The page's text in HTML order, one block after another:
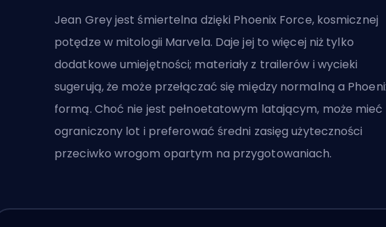
Jean Grey jest śmiertelna dzięki Phoenix Force, kosmicznej
potędze w mitologii Marvela. Daje jej to więcej niż tylko
dodatkowe umiejętności; materiały z trailerów i wycieki
sugerują, że może przełączać się między normalną a
formą. Choć nie jest pełnoetatowym latającym, może mieć
ograniczony lot i preferować średni zasięg użyteczności
przeciwko wrogom opartym na przygotowaniach.